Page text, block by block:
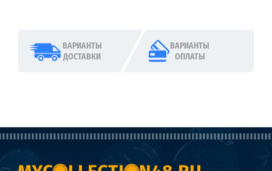
ВАРИАНТЫ
ДОСТАВКИ
ВАРИАНТЫ
ОПЛАТЫ